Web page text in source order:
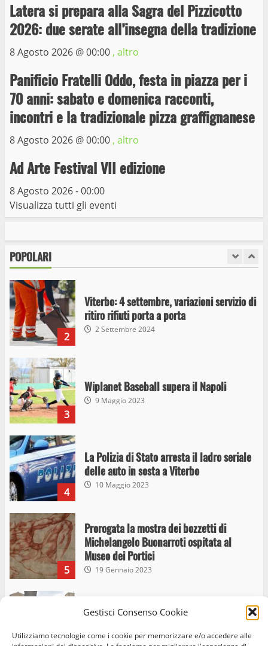
Gestisci Consenso Cookie
Utilizziamo tecnologie come i cookie per memorizzare e/o accedere alle
Latera si prepara alla Sagra del Pizzicotto
2026: due serate all’insegna della tradizione
8 Agosto 2026 @00:00 , altro
Panificio Fratelli Oddo, festa in piazza per i
70 anni: sabato e domenica racconti,
incontri e la tradizionale pizza graffignanese
8 Agosto 2026 @00:00 , altro
Ad Arte Festival VII edizione
8 Agosto 2026 - 00:00
Visualizza tutti gli eventi
POPOLARI
5
Museo dei Portici
19 Gennaio 2023
6
Trasporto pubblico locale, trasferimento
capolinea al terminal Riello dal 15 al 17
giugno
15 Giugno 2023
Giochi Sportivi Studenteschi di Atletica a
Viterbo
10 Maggio 2023
I Carabinieri arrestano due giovani per
stupefacenti
2
Viterbo: 4 settembre, variazioni servizio di
ritiro rifiuti porta a porta
2 Settembre 2024
3
Wiplanet Baseball supera il Napoli
9 Maggio 2023
4
La Polizia di Stato arresta il ladro seriale
delle auto in sosta a Viterbo
10 Maggio 2023
5
Prorogata la mostra dei bozzetti di
Michelangelo Buonarroti ospitata al
Museo dei Portici
19 Gennaio 2023
Trasporto pubblico locale, trasferimento
capolinea al terminal Riello dal 15 al 17
giugno